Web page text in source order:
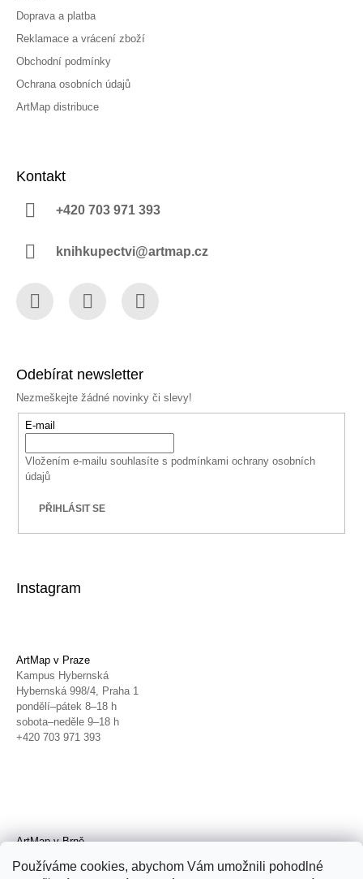
Používáme cookies, abychom Vám umožnili pohodlné
Doprava a platba
Reklamace a vrácení zboží
Obchodní podmínky
Ochrana osobních údajů
ArtMap distribuce
Kontakt
+420 703 971 393
knihkupectvi@artmap.cz
Odebírat newsletter
Nezmeškejte žádné novinky či slevy!
E-mail
Vložením e-mailu souhlasíte s podmínkami ochrany osobních
údajů
PŘIHLÁSIT SE
Instagram
ArtMap v Praze
Kampus Hybernská
Hybernská 998/4, Praha 1
pondělí–pátek 8–18 h
sobota–neděle 9–18 h
+420 703 971 393
ArtMap v Brně
Radnická 4, Brno